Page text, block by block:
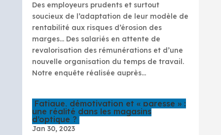
Des employeurs prudents et surtout
soucieux de l’adaptation de leur modèle de
rentabilité aux risques d’érosion des
marges… Des salariés en attente de
revalorisation des rémunérations et d’une
nouvelle organisation du temps de travail.
Notre enquête réalisée auprès...
Fatigue, démotivation et « paresse » :
une réalité dans les magasins
d’optique ?
Jan 30, 2023